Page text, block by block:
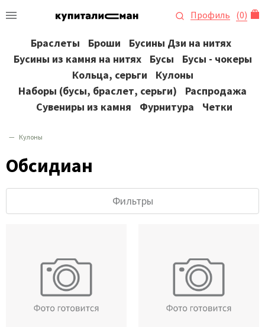
Профиль (0)
Браслеты Броши
Бусины Дзи на нитях
Бусины из камня на нитях
Бусы
Бусы - чокеры
Кольца, серьги
Кулоны
Наборы (бусы, браслет, серьги)
Распродажа
Сувениры из камня
Фурнитура Четки
Кулоны
Обсидиан
Фильтры